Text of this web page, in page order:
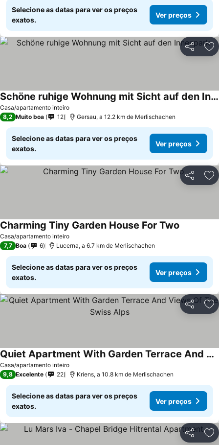
Selecione as datas para ver os preços
exatos.
Ver preços
Partilhar
Casa/apartamento inteiro
Schöne ruhige Wohnung mit Sicht auf den Innenpark
8,2 Muito boa 12 Gersau, a 12.2 km de Merlischachen
Selecione as datas para ver os preços
exatos.
Ver preços
Partilhar
Casa/apartamento inteiro
Charming Tiny Garden House For Two
7,7 Boa 6 Lucerna, a 6.7 km de Merlischachen
Selecione as datas para ver os preços
exatos.
Ver preços
Partilhar
Casa/apartamento inteiro
Quiet Apartment With Garden Terrace And Views Of The Swiss Alps
9,8 Excelente 22 Kriens, a 10.8 km de Merlischachen
Selecione as datas para ver os preços
exatos.
Ver preços
Partilhar